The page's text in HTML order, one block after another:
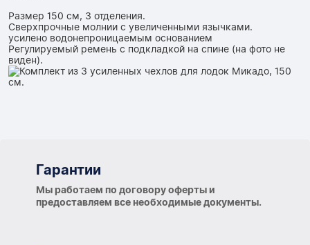
Размер 150 см, 3 отделения.
Сверхпрочные молнии с увеличенными язычками.
усилено водонепроницаемым основанием
Регулируемый ремень с подкладкой на спине (на фото не
виден).
Гарантии
Мы работаем по договору оферты и
предоставляем все необходимые документы.